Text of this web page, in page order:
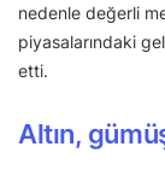
nedenle değerli
piyasalarındaki
etti.
Altın,